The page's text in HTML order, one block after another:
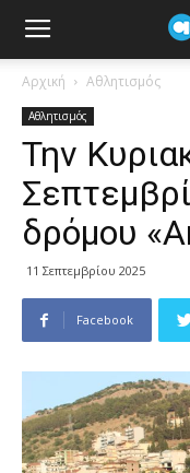
Αρχική Αθλητισμός
Αθλητισμός
Την
δρόμου
11 Σεπτεμβρίου 2025
Facebook